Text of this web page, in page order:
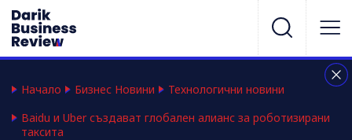
Начало Бизнес Новини
Технологични новини
Baidu и Uber създават глобален алианс за роботизирани
таксита